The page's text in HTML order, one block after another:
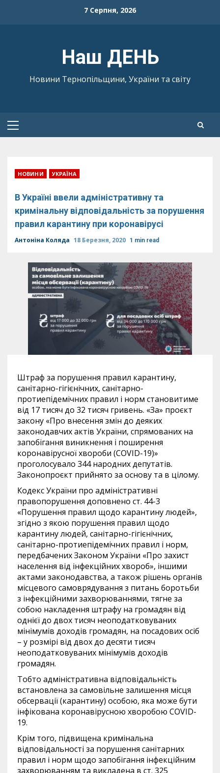
7 Серпня, 2026
Наш ДЕНЬ
Новини Тернопільщини, України та світу
Primary
НОВИНИ УКРАЇНА
В Україні ввели адміністративну та
кримінальну відповідальність за порушення
правил карантину при коронавірусі
Антоніна Коляда 18 Березня, 2020 1 min read
Штраф за порушення правил карантину,
санітарно-гігієнічних, санітарно-
протиепідемічних правил і норм становитиме
від 17 тисяч до 32 тисяч гривень. «За» проєкт
закону «Про внесення змін до деяких
законодавчих актів України, спрямованих на
запобігання виникнення і поширення
коронавірусної хвороби (COVID-19)»
проголосувало 344 народних депутатів.
Законопроєкт прийнято за основу та в цілому.
Кодекс України про адміністративні
правопорушення доповнено ст. 44-3
«Порушення правил щодо карантину людей»,
згідно з якою порушення правил щодо
карантину людей, санітарно-гігієнічних,
санітарно-протиепідемічних правил і норм,
передбачених Законом України «Про захист
населення від інфекційних хвороб», іншими
актами законодавства, а також рішень органів
місцевого самоврядування з питань боротьби
з інфекційними захворюваннями, тягне за
собою накладення штрафу на громадян від
однієї до двох тисяч неоподатковуваних
мінімумів доходів громадян, на посадових осіб
– у розмірі від двох до десяти тисяч
неоподатковуваних мінімумів доходів
громадян.
Тобто адміністративна відповідальність
встановлена за самовільне залишення місця
обсервації (карантину) особою, яка може бути
інфікована коронавірусною хворобою COVID-
19.
Крім того, підвищена кримінальна
відповідальності за порушення санітарних
правил і норм щодо запобігання інфекційним
захворюванням та викладена в ст. 325